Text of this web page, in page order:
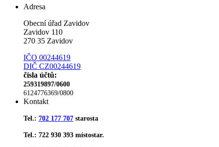
Adresa
Obecní úřad Zavidov
Zavidov 110
270 35 Zavidov
IČO 00244619
DIČ CZ00244619
čísla účtů:
259319897/0600
6124776369/0800
Kontakt
Tel.: 702 177 707 starosta
Tel.: 722 930 393 místostar.